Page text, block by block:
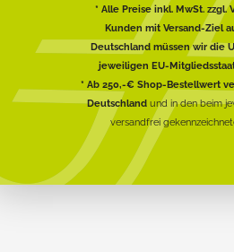
* Alle Preise inkl. MwSt. zzgl.
Kunden mit Versand-Ziel
Deutschland müssen wir die
jeweiligen EU-
* Ab 250,-€ Shop-Bestellwert
Deutschlandund in den beim
versandfrei